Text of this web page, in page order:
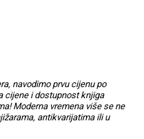
navodimo prvu cijenu po
cijene i dostupnost knjiga
Moderna vremena više se ne
antikvarijatima ili u